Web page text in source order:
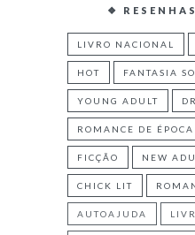
❖
LIVRO NACIONAL
HOT FANTASIA
YOUNG ADULT
ROMANCE DE ÉPOCA
FICÇÃO NEW
CHICK LIT
AUTOAJUDA